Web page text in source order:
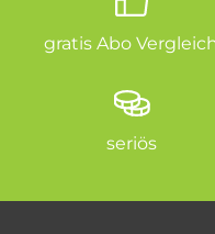
gratis Abo
seriös